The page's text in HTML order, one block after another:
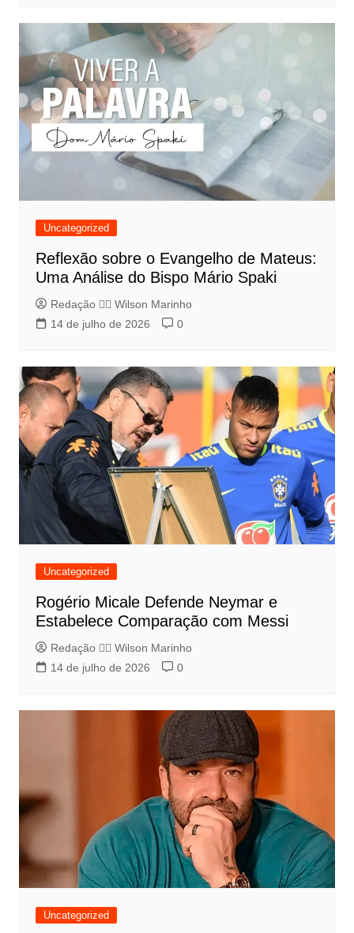
Uncategorized
Reflexão sobre o Evangelho de Mateus:
Uma Análise do Bispo Mário Spaki
Redação 👨‍⚖️​ Wilson Marinho
14 de julho de 2026
0
Uncategorized
Rogério Micale Defende Neymar e
Estabelece Comparação com Messi
Redação 👨‍⚖️​ Wilson Marinho
14 de julho de 2026
0
Uncategorized